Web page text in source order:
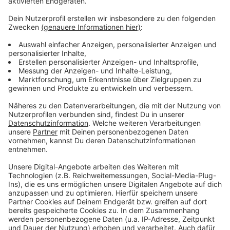
Es gibt diese Dinge im Leben, die können uns zur
Weißglut treiben. Bahnstreiks. Plötzlicher Schneefall.
Autofahren können. Menschen, die seltsame Wörter
benutzen. Wo andere sich vor Verzweiflung das
Gesicht bis zum Bauchnabel ziehen oder ihren Kopf
gegen die Wand hauen wollen, geht in eben diesem
zwischen wirren Gedanken und scharfer
Alltagsbeobachtung. Ein bisschen ausgeflippt,
meistens bunt und nie ganz ernst gemeint.